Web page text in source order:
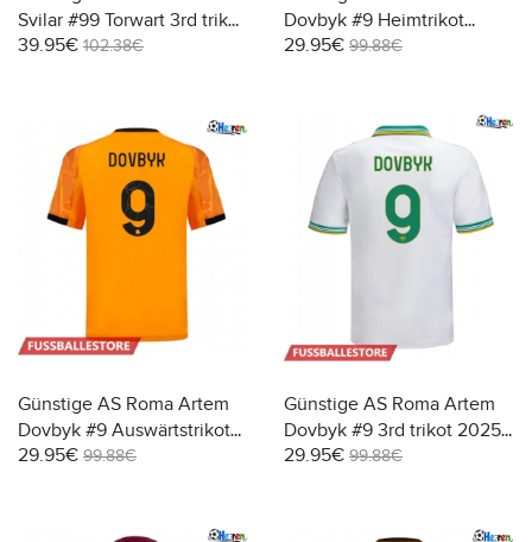
Svilar #99 Torwart 3rd trikot
2025-26 Langarm
39.95€ 102.38€
Dovbyk #9 Heimtrikot
2025-26 Kurzarm
29.95€ 99.88€
Günstige AS Roma Artem
Dovbyk #9 Auswärtstrikot
2025-26 Kurzarm
29.95€ 99.88€
Günstige AS Roma Artem
Dovbyk #9 3rd trikot 2025-
26 Kurzarm
29.95€ 99.88€